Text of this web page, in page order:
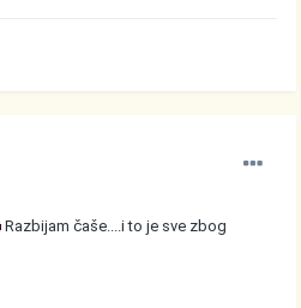
Razbijam čaše....i to je sve zbog